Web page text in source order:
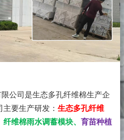
公司是生态多孔纤维棉生产企
主要生产研发： 生态多孔纤维
纤维棉雨水调蓄模块、 育苗种植